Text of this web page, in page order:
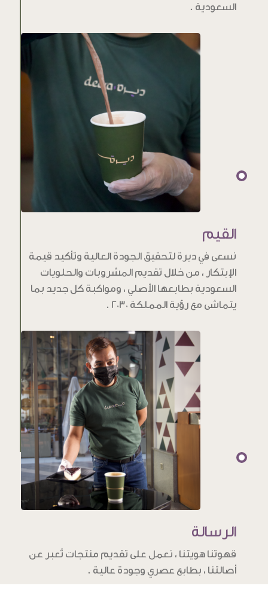
السعودية .
القيم
نسعى في ديرة لتحقيق الجودة العالية وتأكيد قيمة
الإبتكار ، من خلال تقديم المشروبات والحلويات
السعودية بطابعها الأصلي ، ومواكبة كل جديد بما
يتماشى مع رؤية المملكة 2030 .
الرسالة
قهوتنا هويتنا ، نعمل على تقديم منتجات تُعبر عن
أصالتنا ، بطابع عصري وجودة عالية .